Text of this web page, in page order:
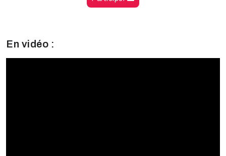
En vidéo :